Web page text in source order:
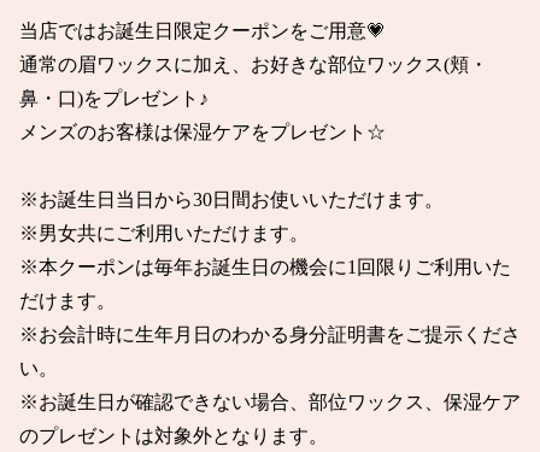
当店ではお誕生日限定クーポンをご用意💗
通常の眉ワックスに加え、お好きな部位ワックス(頬・
鼻・口)をプレゼント♪
メンズのお客様は保湿ケアをプレゼント☆
※お誕生日当日から30日間お使いいただけます。
※男女共にご利用いただけます。
※本クーポンは毎年お誕生日の機会に1回限りご利用いた
だけます。
※お会計時に生年月日のわかる身分証明書をご提示くださ
い。
※お誕生日が確認できない場合、部位ワックス、保湿ケア
のプレゼントは対象外となります。